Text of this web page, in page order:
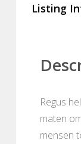
Listing
Regus
maten
mensen